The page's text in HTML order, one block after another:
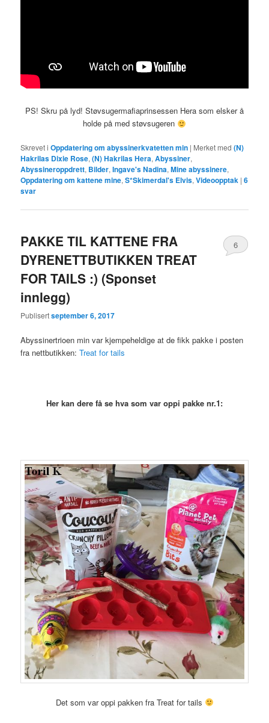
PS! Skru på lyd! Støvsugermafiaprinsessen Hera som elsker å
holde på med støvsugeren
Skrevet i Oppdatering om abyssinerkvatetten min | Merket med (N)
Hakrilas Dixie Rose,(N) Hakrilas Hera,Abyssiner,
Abyssineroppdrett, Bilder,Ingave's Nadina,Mine abyssinere,
Oppdatering om kattene mine,S*Skimerdal's Elvis,Videoopptak |6
svar
PAKKE TIL KATTENE FRA
DYRENETTBUTIKKEN TREAT
FOR TAILS :) (Sponset
innlegg)
Publisertseptember 6, 2017
6
Abyssinertrioen min var kjempeheldige at de fikk pakke i posten
fra nettbutikken:Treat for tails
Her kan dere få se hva som var oppi pakke nr.1:
Det som var oppi pakken fra Treat for tails